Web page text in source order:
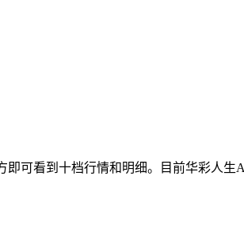
可看到十档行情和明细。目前华彩人生